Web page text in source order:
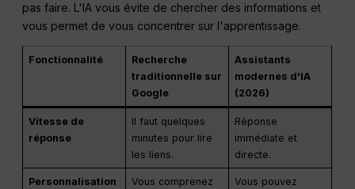
pas faire. L'IA vous évite de chercher des informations et
vous permet de vous concentrer sur l'apprentissage.
Fonctionnalité
Recherche
traditionnelle sur
Google
Assistants
modernes d'IA
(2026)
Vitesse de
réponse
Il faut quelques
minutes pour lire
les liens.
Réponse
immédiate et
directe.
Personnalisation
Vous comprenez
Vous pouvez